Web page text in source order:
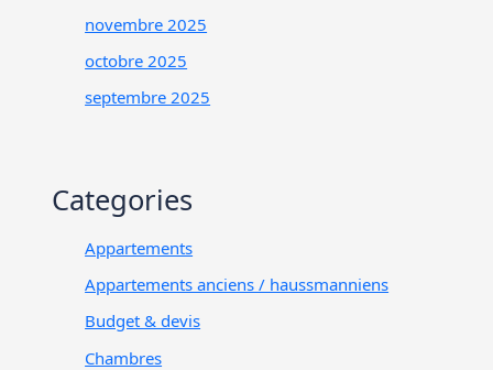
novembre 2025
octobre 2025
septembre 2025
Categories
Appartements
Appartements anciens / haussmanniens
Budget & devis
Chambres